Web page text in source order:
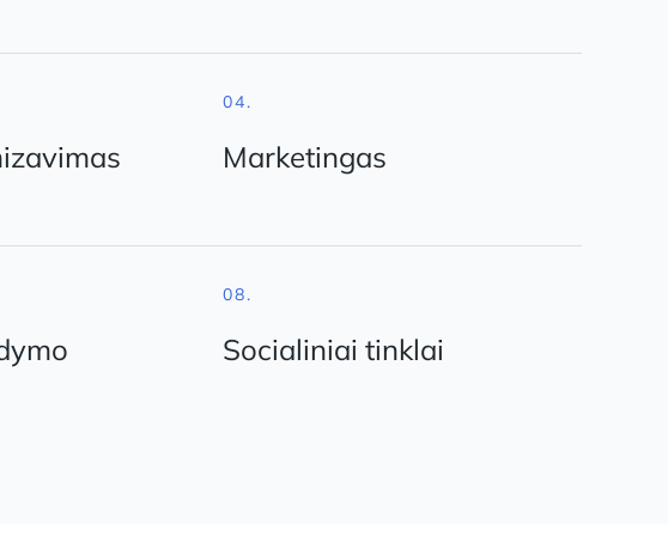
04.
Marketingas
08.
Socialiniai tinklai